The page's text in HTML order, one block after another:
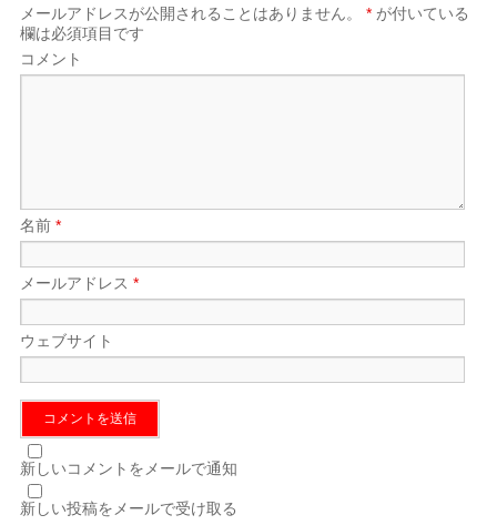
メールアドレスが公開されることはありません。 * が付いている
欄は必須項目です
コメント
名前*
メールアドレス*
ウェブサイト
新しいコメントをメールで通知
新しい投稿をメールで受け取る